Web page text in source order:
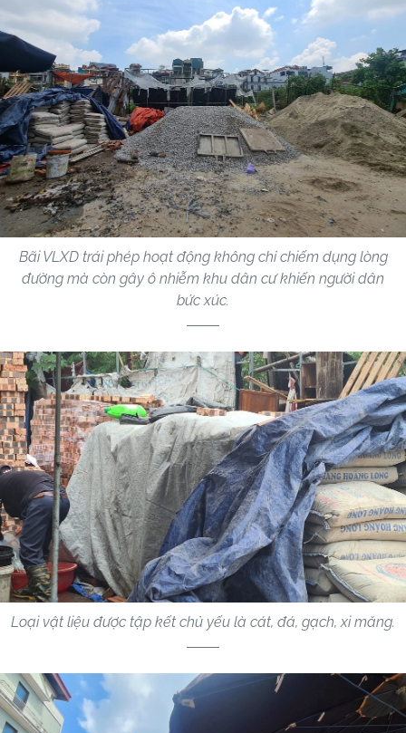
Bãi VLXD trái phép hoạt động không chỉ chiếm dụng lòng
đường mà còn gây ô nhiễm khu dân cư khiến người dân
bức xúc.
Loại vật liệu được tập kết chủ yếu là cát, đá, gạch, xi măng.